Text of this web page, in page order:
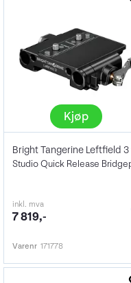
Kjøp
inkl. mva
7 819,-
Varenr 171778